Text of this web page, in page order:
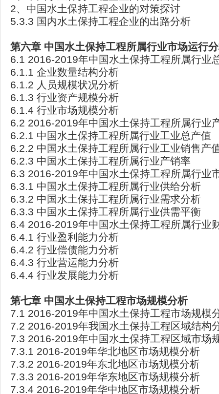
2、中国水土保持工程企业的对策探讨
5.3.3 国内水土保持工程企业的出路分析
第六章 中国水土保持工程所属行业市场运行
6.1 2016-2019年中国水土保持工程所属行业
6.1.1 企业数量结构分析
6.1.2 人员规模状况分析
6.1.3 行业资产规模分析
6.1.4 行业市场规模分析
6.2 2016-2019年中国水土保持工程所属行业
6.2.1 中国水土保持工程所属行业工业总产值
6.2.2 中国水土保持工程所属行业工业销售产
6.2.3 中国水土保持工程所属行业产销率
6.3 2016-2019年中国水土保持工程所属行业
6.3.1 中国水土保持工程所属行业供给分析
6.3.2 中国水土保持工程所属行业需求分析
6.3.3 中国水土保持工程所属行业供需平衡
6.4 2016-2019年中国水土保持工程所属行业
6.4.1 行业盈利能力分析
6.4.2 行业偿债能力分析
6.4.3 行业营运能力分析
6.4.4 行业发展能力分析
第七章 中国水土保持工程市场规模分析
7.1 2016-2019年中国水土保持工程市场规模
7.2 2016-2019年我国水土保持工程区域结构
7.3 2016-2019年中国水土保持工程区域市场
7.3.1 2016-2019年华北地区市场规模分析
7.3.2 2016-2019年东北地区市场规模分析
7.3.3 2016-2019年华东地区市场规模分析
7.3.4 2016-2019年华中地区市场规模分析